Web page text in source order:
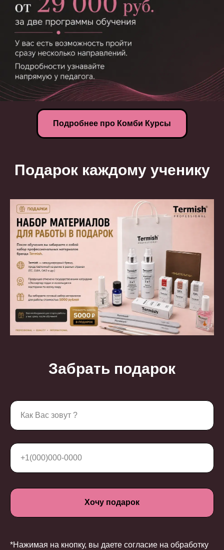
Подробнее про Комби Курсы
Подарок каждому ученику
Забрать подарок
Хочу подарок
*Нажимая на кнопку, вы даете согласие на обработку